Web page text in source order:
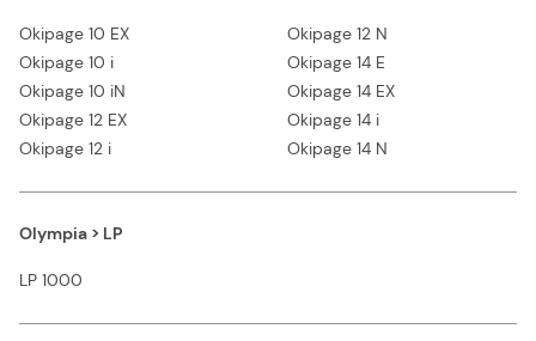
Okipage 10 EX
Okipage 10 i
Okipage 10 iN
Okipage 12 EX
Okipage 12 i
Okipage 12 N
Okipage 14 E
Okipage 14 EX
Okipage 14 i
Okipage 14 N
Olympia > LP
LP 1000